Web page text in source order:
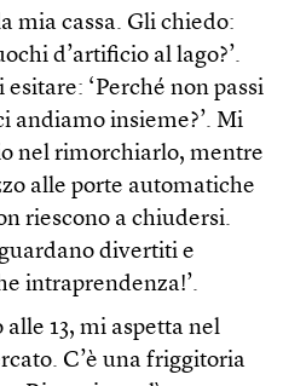
mia cassa. Gli chiedo:
d’artificio al lago?’.
‘Perché non passi
andiamo insieme?’. Mi
nel rimorchiarlo, mentre
alle porte automatiche
riescono a chiudersi.
divertiti e
intraprendenza!’.
13, mi aspetta nel
C’è una friggitoria